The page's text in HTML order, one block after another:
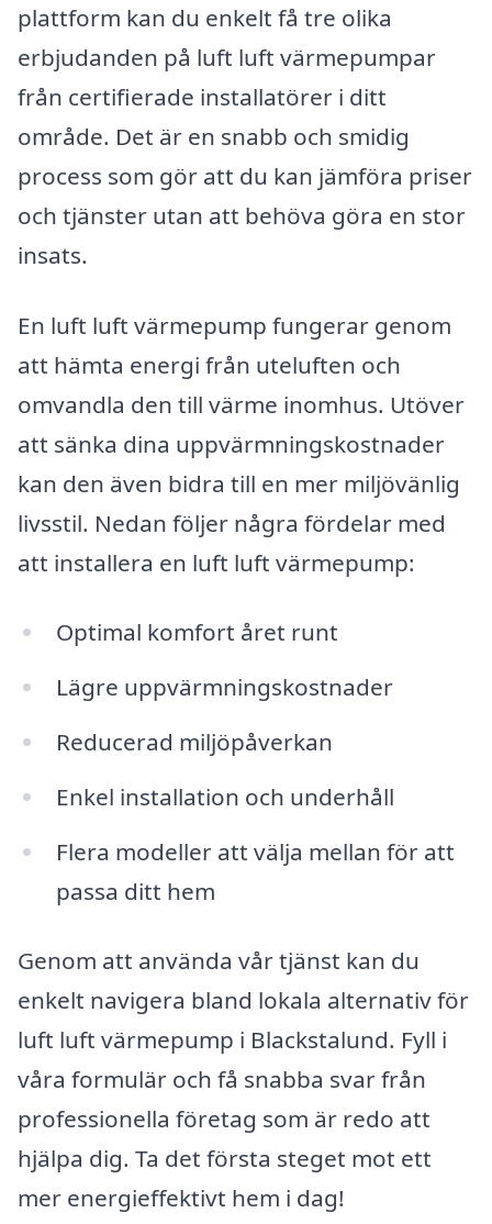
plattform kan du enkelt få tre olika
erbjudanden på luft luft värmepumpar
från certifierade installatörer i ditt
område. Det är en snabb och smidig
process som gör att du kan jämföra priser
och tjänster utan att behöva göra en stor
insats.
En luft luft värmepump fungerar genom
att hämta energi från uteluften och
omvandla den till värme inomhus. Utöver
att sänka dina uppvärmningskostnader
kan den även bidra till en mer miljövänlig
livsstil. Nedan följer några fördelar med
att installera en luft luft värmepump:
Optimal komfort året runt
Lägre uppvärmningskostnader
Reducerad miljöpåverkan
Enkel installation och underhåll
Flera modeller att välja mellan för att
passa ditt hem
Genom att använda vår tjänst kan du
enkelt navigera bland lokala alternativ för
luft luft värmepump i Blackstalund. Fyll i
våra formulär och få snabba svar från
professionella företag som är redo att
hjälpa dig. Ta det första steget mot ett
mer energieffektivt hem i dag!